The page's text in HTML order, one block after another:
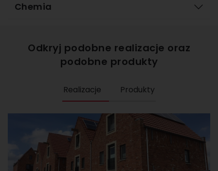
Chemia
Odkryj podobne realizacje oraz
podobne produkty
Realizacje Produkty